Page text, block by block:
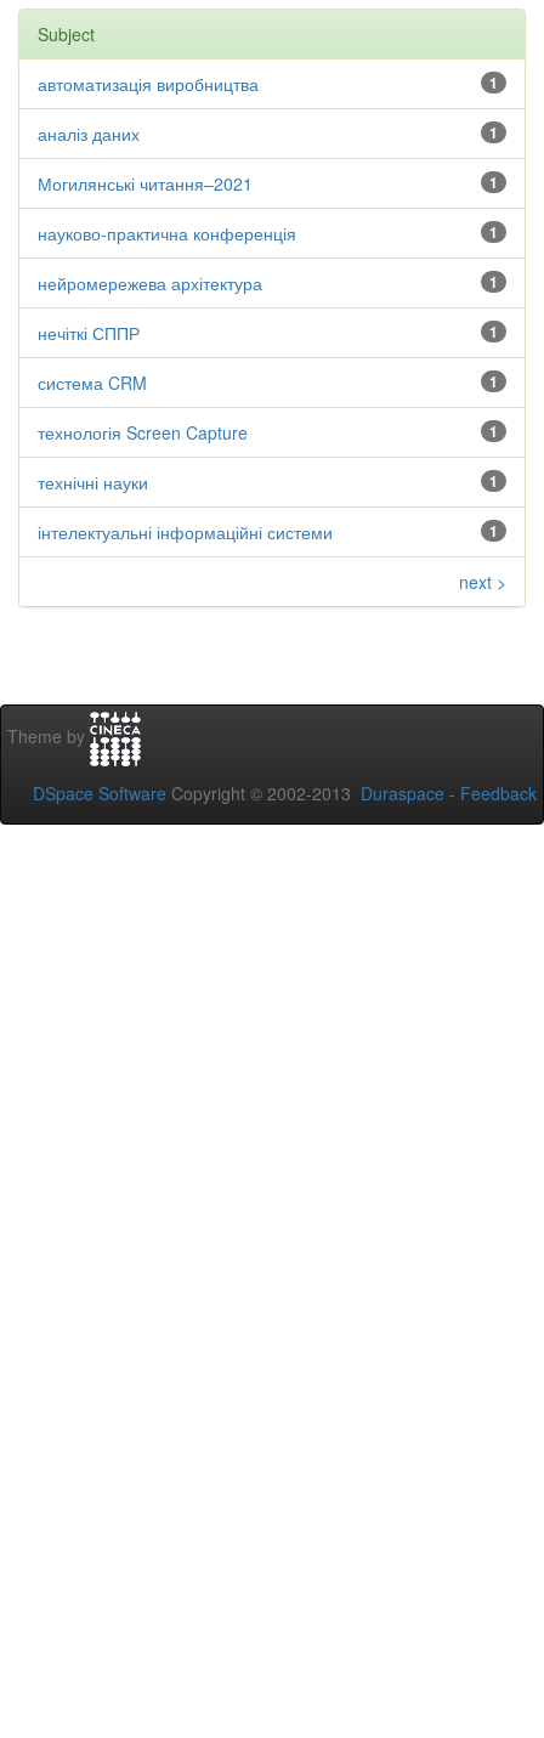
Subject
1
автоматизація виробництва
1
аналіз даних
1
Могилянські читання–2021
1
науково-практична конференція
1
нейромережева архітектура
1
нечіткі СППР
1
система CRM
1
технологія Screen Capture
1
технічні науки
1
інтелектуальні інформаційні системи
next >
Theme by
DSpace Software Copyright © 2002-2013 Duraspace - Feedback